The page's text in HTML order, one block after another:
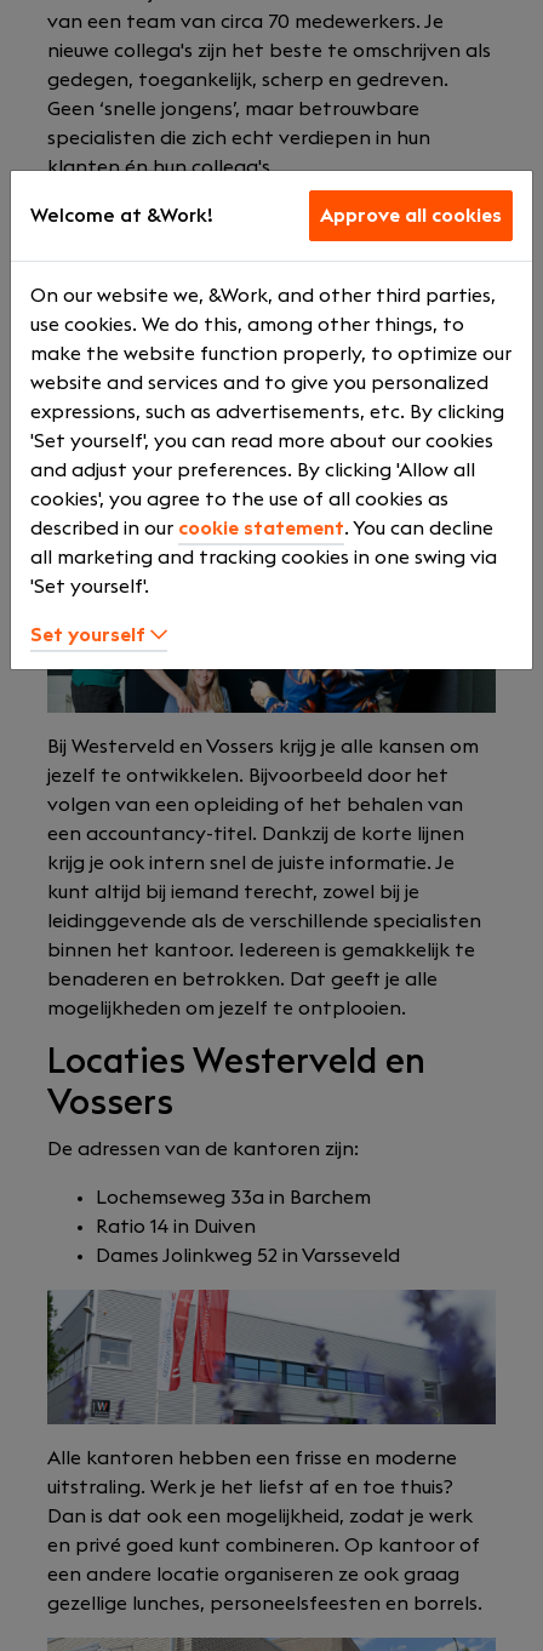
van een team van circa 70 medewerkers. Je
nieuwe collega's zijn het beste te omschrijven als
gedegen, toegankelijk, scherp en gedreven.
Geen ‘snelle jongens’, maar betrouwbare
specialisten die zich echt verdiepen in hun
klanten én hun collega's.
Samen met je collega's werk je voor een divers
klantenportefeuille. De verschillende branches
zorgen voor afwisseling en diversiteit in je
werkzaamheden. Je fungeert als vraagbaak
voor de kleine tot (middel)grote ondernemer. De
klanten hechten veel waarde aan jouw
(proactieve) input.
Bij Westerveld en Vossers krijg je alle kansen om
jezelf te ontwikkelen. Bijvoorbeeld door het
volgen van een opleiding of het behalen van
een accountancy-titel. Dankzij de korte lijnen
krijg je ook intern snel de juiste informatie. Je
kunt altijd bij iemand terecht, zowel bij je
leidinggevende als de verschillende specialisten
binnen het kantoor. Iedereen is gemakkelijk te
benaderen en betrokken. Dat geeft je alle
mogelijkheden om jezelf te ontplooien.
Locaties Westerveld en
Vossers
De adressen van de kantoren zijn:
Lochemseweg 33a in Barchem
Ratio 14 in Duiven
Dames Jolinkweg 52 in Varsseveld
Alle kantoren hebben een frisse en moderne
uitstraling. Werk je het liefst af en toe thuis?
Dan is dat ook een mogelijkheid, zodat je werk
en privé goed kunt combineren. Op kantoor of
een andere locatie organiseren ze ook graag
gezellige lunches, personeelsfeesten en borrels.
Welcome at &Work! Approve all cookies
On our website we, &Work, and other third parties,
use cookies. We do this, among other things, to
make the website function properly, to optimize our
website and services and to give you personalized
expressions, such as advertisements, etc. By clicking
'Set yourself', you can read more about our cookies
and adjust your preferences. By clicking 'Allow all
cookies', you agree to the use of all cookies as
described in our cookie statement. You can decline
all marketing and tracking cookies in one swing via
'Set yourself'.
Set yourself